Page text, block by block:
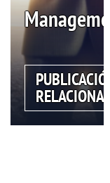
PUBLICACIÓN
RELACIONADA